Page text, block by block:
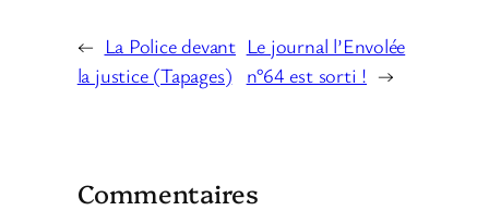
← La Police devant
la justice (Tapages)
Le journal l’Envolée
n°64 est sorti ! →
Commentaires